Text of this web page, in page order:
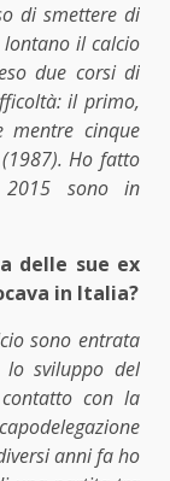
di smettere di
il calcio
due corsi di
il primo,
mentre cinque
Ho fatto
2015 sono in
delle sue ex
in Italia?
sono entrata
lo sviluppo del
con la
anni fa ho